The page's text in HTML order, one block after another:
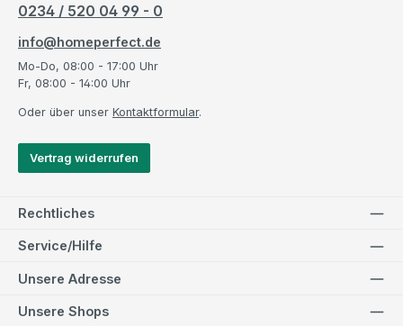
0234 / 520 04 99 - 0
info@homeperfect.de
Mo-Do, 08:00 - 17:00 Uhr
Fr, 08:00 - 14:00 Uhr
Oder über unser Kontaktformular.
Vertrag widerrufen
Rechtliches
Service/Hilfe
Unsere Adresse
Unsere Shops